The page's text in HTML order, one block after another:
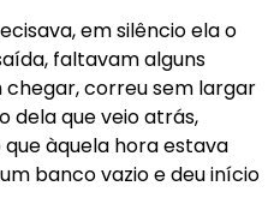
em silêncio ela o
faltavam alguns
correu sem largar
dela que veio atrás,
àquela hora estava
banco vazio e deu início